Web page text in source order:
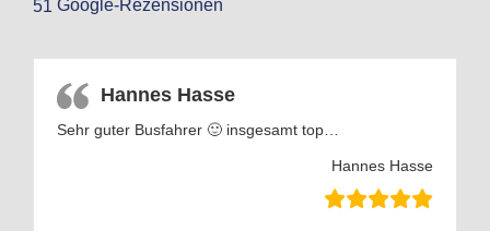
51 Google-Rezensionen
Hannes Hasse
Sehr guter Busfahrer 🙂 insgesamt top…
Hannes Hasse